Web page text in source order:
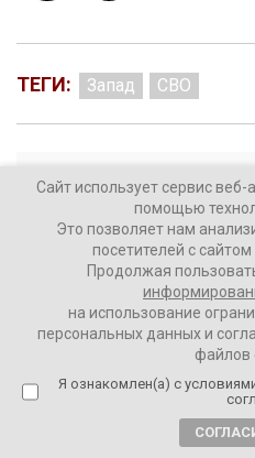
ТЕГИ: Запад СВО
Пригожин хочет
News задать
американскому
Он готов на
Сайт использует сервис
помощью
Это позволяет нам
посетителей с
Продолжая
на использование
персональных данных и
файлов
Я ознакомлен(а) с